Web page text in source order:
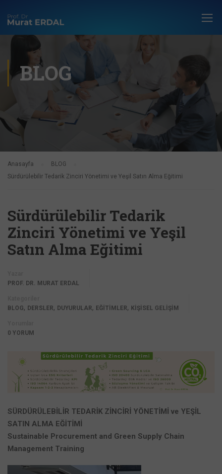
BLOG
Anasayfa
BLOG
Sürdürülebilir Tedarik Zinciri Yönetimi ve Yeşil Satın Alma Eğitimi
Sürdürülebilir Tedarik
Zinciri Yönetimi ve Yeşil
Satın Alma Eğitimi
PROF. DR. MURAT ERDAL
BLOG, DERSLER, DUYURULAR, EĞİTİMLER, KİŞİSEL GELİŞİM
0 YORUM
SÜRDÜRÜLEBİLİR TEDARİK ZİNCİRİ YÖNETİMİ ve YEŞİL
SATIN ALMA EĞİTİMİ
Sustainable Procurement and Green Supply Chain
Management Training